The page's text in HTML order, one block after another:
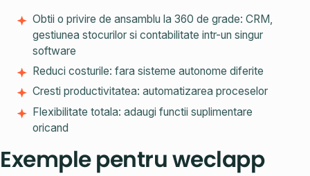
Obtii o privire de ansamblu la 360 de grade: CRM,
gestiunea stocurilor si contabilitate intr-un singur
software
Reduci costurile: fara sisteme autonome diferite
Cresti productivitatea: automatizarea proceselor
Flexibilitate totala: adaugi functii suplimentare
oricand
Exemple pentru weclapp